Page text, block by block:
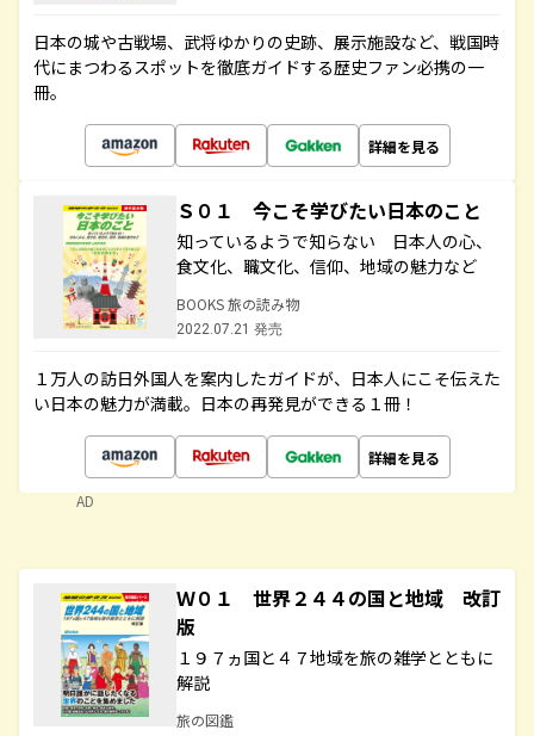
日本の城や古戦場、武将ゆかりの史跡、展示施設など、戦国時
代にまつわるスポットを徹底ガイドする歴史ファン必携の一
冊。
詳細を見る
Ｓ０１ 今こそ学びたい日本のこと
知っているようで知らない 日本人の心、
食文化、職文化、信仰、地域の魅力など
BOOKS 旅の読み物
2022.07.21 発売
１万人の訪日外国人を案内したガイドが、日本人にこそ伝えた
い日本の魅力が満載。日本の再発見ができる１冊！
詳細を見る
AD
Ｗ０１ 世界２４４の国と地域 改訂
版
１９７ヵ国と４７地域を旅の雑学とともに
解説
旅の図鑑